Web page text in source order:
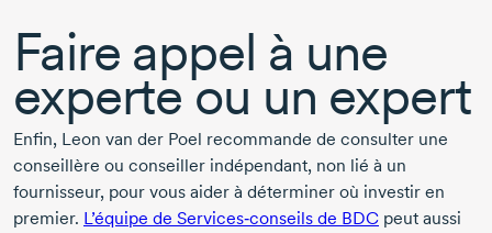
Faire appel à une
experte ou un expert
Enfin, Leon van der Poel recommande de consulter une
conseillère ou conseiller indépendant, non lié à un
fournisseur, pour vous aider à déterminer où investir en
premier. L’équipe de Services‑conseils de BDC peut aussi